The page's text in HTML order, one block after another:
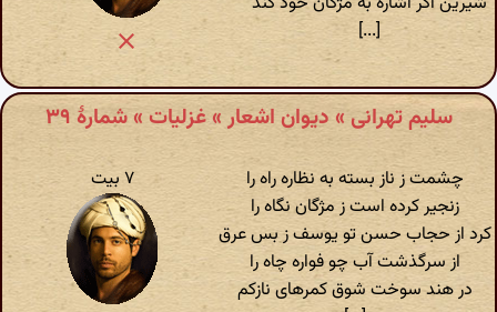
[...]
سلیم تهرانی » دیوان اشعار » غزلیات » شمارهٔ ۳۹
چشمت ز ناز بسته به نظاره راه را
زنجیر کرده است ز مژگان نگاه را
کرد از حجاب حسن تو یوسف ز بس عرق
از سرگذشت آب چو فواره چاه را
در هند سوخت شوق کمرهای نازکم
۷ بیت